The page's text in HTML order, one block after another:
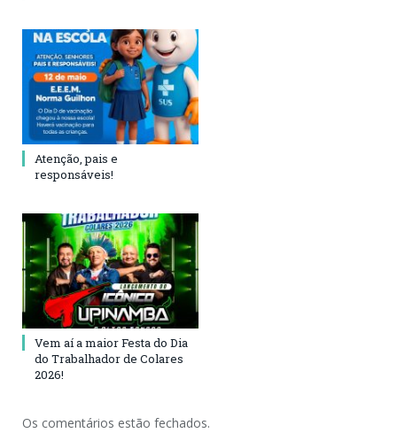
Atenção, pais e
responsáveis!
Vem aí a maior Festa do Dia
do Trabalhador de Colares
2026!
Os comentários estão fechados.